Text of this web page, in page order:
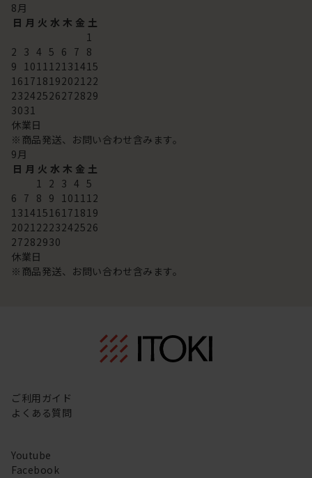
8月
日 月 火 水 木 金 土
1
2 3 4 5 6 7 8
9 101112131415
16171819202122
23242526272829
3031
休業日
※商品発送、お問い合わせ含みます。
9月
日 月 火 水 木 金 土
1 2 3 4 5
6 7 8 9 101112
13141516171819
20212223242526
27282930
休業日
※商品発送、お問い合わせ含みます。
ご利用ガイド
よくある質問
Youtube
Facebook